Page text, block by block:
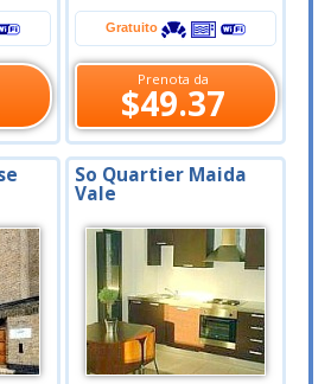
Gratuito
Prenota da
$49.37
So Quartier Maida
Vale